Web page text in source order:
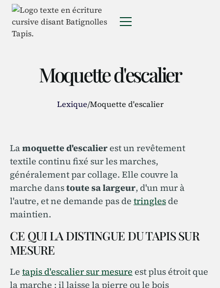
Moquette d'escalier
Lexique/Moquette d'escalier
Lamoquette d'escalierest un revêtement
textile continu fixé sur les marches,
généralement par collage. Elle couvre la
marche danstoute sa largeur, d'un mur à
l'autre, et ne demande pas de tringlesde
maintien.
CE QUI LA DISTINGUE DU TAPIS SUR
MESURE
Le tapis d'escalier sur mesure est plus étroit que
la marche : il laisse la pierre ou le bois